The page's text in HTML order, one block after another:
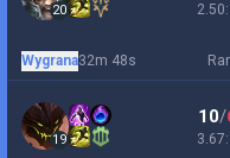
20
Wygrana32m 48s
19
10/